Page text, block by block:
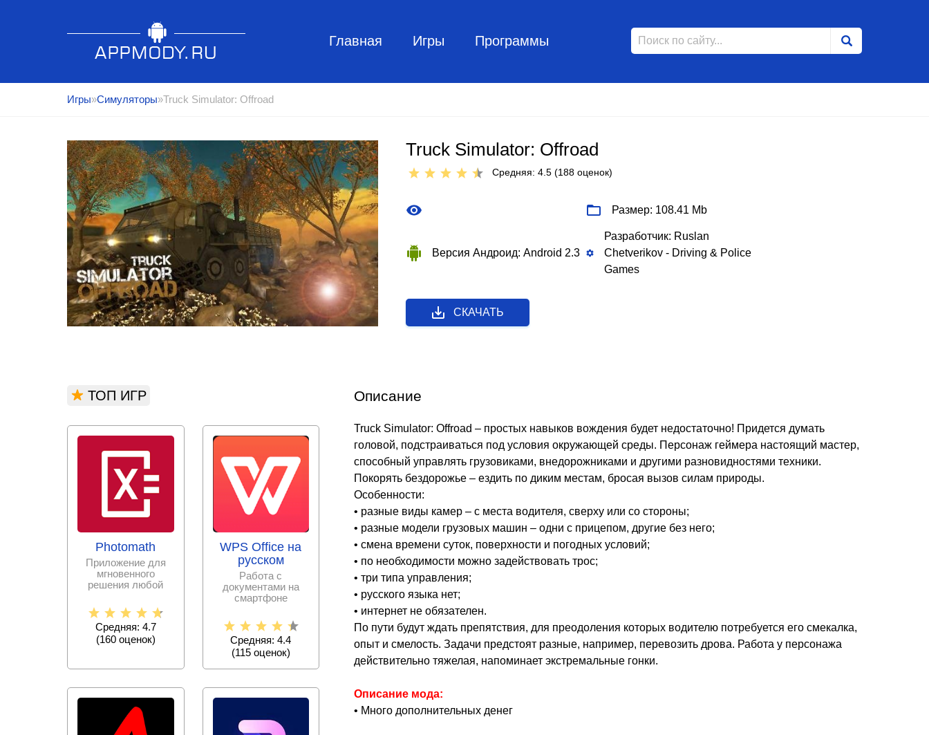
Главная Игры Программы
Игры»Симуляторы»Truck Simulator: Offroad
Truck Simulator: Offroad
Средняя: 4.5 (188 оценок)
Размер: 108.41 Mb
Версия Андроид: Android 2.3
Разработчик: Ruslan
Chetverikov - Driving & Police
Games
СКАЧАТЬ
Описание
Truck Simulator: Offroad – простых навыков вождения будет недостаточно! Придется думать
головой, подстраиваться под условия окружающей среды. Персонаж геймера настоящий мастер,
способный управлять грузовиками, внедорожниками и другими разновидностями техники.
Покорять бездорожье – ездить по диким местам, бросая вызов силам природы.
Особенности:
• разные виды камер – с места водителя, сверху или со стороны;
• разные модели грузовых машин – одни с прицепом, другие без него;
• смена времени суток, поверхности и погодных условий;
• по необходимости можно задействовать трос;
• три типа управления;
• русского языка нет;
• интернет не обязателен.
По пути будут ждать препятствия, для преодоления которых водителю потребуется его смекалка,
опыт и смелость. Задачи предстоят разные, например, перевозить дрова. Работа у персонажа
действительно тяжелая, напоминает экстремальные гонки.
Описание мода:
• Много дополнительных денег
ТОП ИГР
Photomath
Приложение для
мгновенного
решения любой
задачи с
пошаговыми
Средняя: 4.7
(160оценок)
WPS Office на
русском
Работа с
документами на
смартфоне
проще с набором
офисных программ,
Средняя: 4.4
(115оценок)